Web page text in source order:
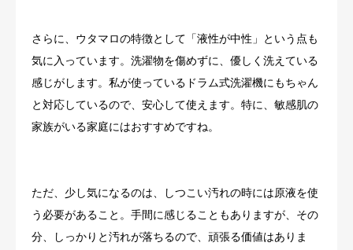
さらに、ウタマロの特徴として「液性が中性」という点も
気に入っています。洗濯物を傷めずに、優しく洗えている
感じがします。私が使っているドラム式洗濯機にもちゃん
と対応しているので、安心して使えます。特に、敏感肌の
家族がいる家庭にはおすすめですね。
ただ、少し気になるのは、しつこい汚れの時には原液を使
う必要があること。手間に感じることもありますが、その
分、しっかりと汚れが落ちるので、頑張る価値はありま